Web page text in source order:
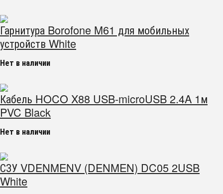
Гарнитура Borofone M61 для мобильных
устройств White
Нет в наличии
Кабель HOCO X88 USB-microUSB 2.4A 1м
PVC Black
Нет в наличии
СЗУ VDENMENV (DENMEN) DC05 2USB
White